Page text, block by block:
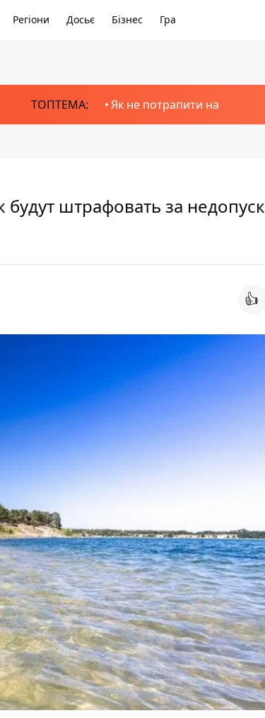
Регіони Досьє Бізнес Гра
ТОПТЕМА: Як не потрапити на
штрафовать за недопуск
👍